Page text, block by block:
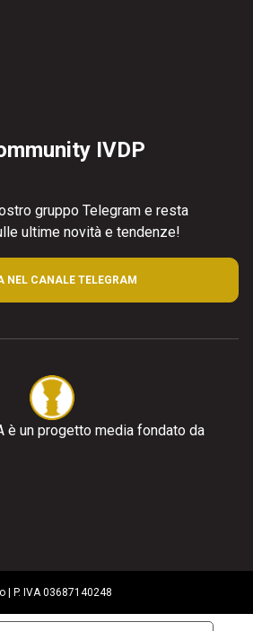
IVDP
gruppo Telegram e resta
ultime novità e tendenze!
NEL CANALE TELEGRAM
è un progetto media fondato da
| P. IVA 03687140248